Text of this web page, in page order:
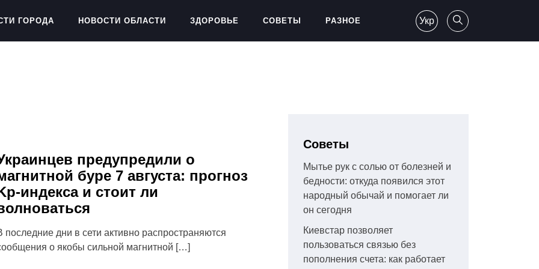
ГОРОДА НОВОСТИ ОБЛАСТИ ЗДОРОВЬЕ СОВЕТЫ РАЗНОЕ Укр
предупредили о
буре 7 августа: прогноз
индекса и стоит ли
последние дни в сети активно распространяются
о якобы сильной магнитной […]
Советы
Мытье рук с солью от болезней и
бедности: откуда появился этот
народный обычай и помогает ли
он сегодня
Киевстар позволяет
пользоваться связью без
пополнения счета: как работает